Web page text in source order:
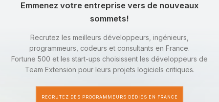
Emmenez votre entreprise vers de nouveaux
sommets!
Recrutez les meilleurs développeurs, ingénieurs,
programmeurs, codeurs et consultants en France.
Fortune 500 et les start-ups choisissent les développeurs de
Team Extension pour leurs projets logiciels critiques.
RECRUTEZ DES PROGRAMMEURS DÉDIÉS EN FRANCE